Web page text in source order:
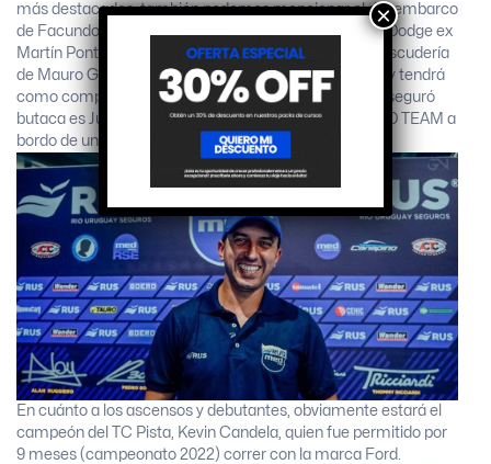
más destacados, también podemos mencionar el desembarco
de Facundo Della Motta al AyP Competición con una Dodge ex
Martín Ponte, o Gabriel Ponce de León que llegó a la escudería
de Mauro Giallombardo, dejando así su propio equipo y tendrá
como compañero a Nicolás Trosset. Otro que ya se aseguró
butaca es Juan Martín Bruno, incorporado al RUS MED TEAM a
bordo de un Torino.
En cuánto a los ascensos y debutantes, obviamente estará el
campeón del TC Pista, Kevin Candela, quien fue permitido por
9 meses (campeonato 2022) correr con la marca Ford.
×